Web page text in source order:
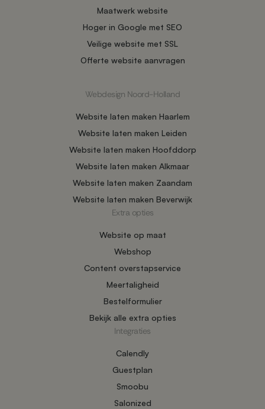
Maatwerk website
Hoger in Google met SEO
Veilige website met SSL
Offerte website aanvragen
Webdesign Noord-Holland
Website laten maken Haarlem
Website laten maken Leiden
Website laten maken Hoofddorp
Website laten maken Alkmaar
Website laten maken Zaandam
Website laten maken Beverwijk
Extra opties
Website op maat
Webshop
Content overstapservice
Meertaligheid
Bestelformulier
Bekijk alle extra opties
Integraties
Calendly
Guestplan
Smoobu
Salonized